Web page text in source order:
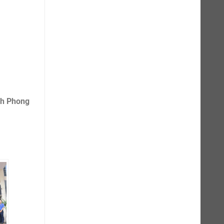
Phong